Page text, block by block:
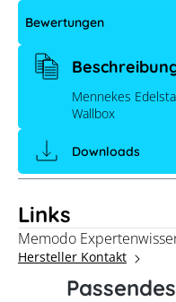
Mennekes
Wallbox
Links
Memodo
Hersteller Kontakt
Bewertungen
Mennekes
Wallbox
Downloads